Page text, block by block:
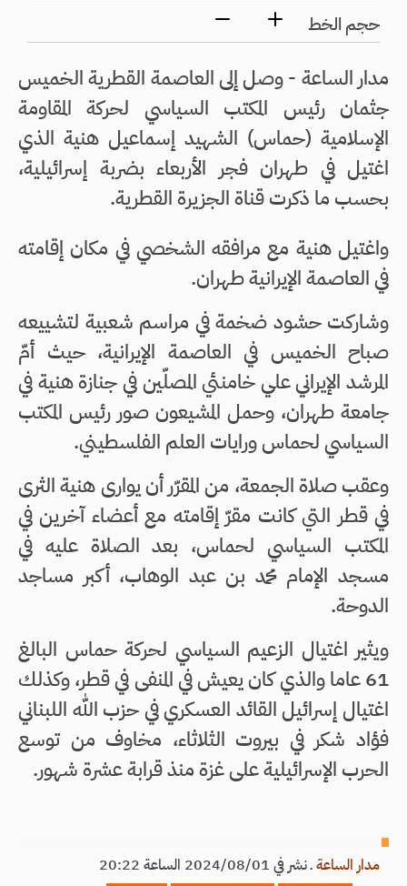
حجم الخط
مدار الساعة - وصل إلى العاصمة القطرية الخميس
جثمان رئيس المكتب السياسي لحركة المقاومة
الإسلامية (حماس) الشهيد إسماعيل هنية الذي
اغتيل في طهران فجر الأربعاء بضربة إسرائيلية،
بحسب ما ذكرت قناة الجزيرة القطرية.
واغتيل هنية مع مرافقه الشخصي في مكان إقامته
في العاصمة الإيرانية طهران.
وشاركت حشود ضخمة في مراسم شعبية لتشييعه
صباح الخميس في العاصمة الإيرانية، حيث أمّ
المرشد الإيراني علي خامنئي المصلّين في جنازة هنية في
جامعة طهران، وحمل المشيعون صور رئيس المكتب
السياسي لحماس ورايات العلم الفلسطيني.
وعقب صلاة الجمعة، من المقرّر أن يوارى هنية الثرى
في قطر التي كانت مقرّ إقامته مع أعضاء آخرين في
المكتب السياسي لحماس، بعد الصلاة عليه في
مسجد الإمام محمد بن عبد الوهاب، أكبر مساجد
الدوحة.
ويثير اغتيال الزعيم السياسي لحركة حماس البالغ
61 عاما والذي كان يعيش في المنفى في قطر، وكذلك
اغتيال إسرائيل القائد العسكري في حزب الله اللبناني
فؤاد شكر في بيروت الثلاثاء، مخاوف من توسع
الحرب الإسرائيلية على غزة منذ قرابة عشرة شهور.
مدار الساعةـنشر في 2024/08/01 الساعة 20:22